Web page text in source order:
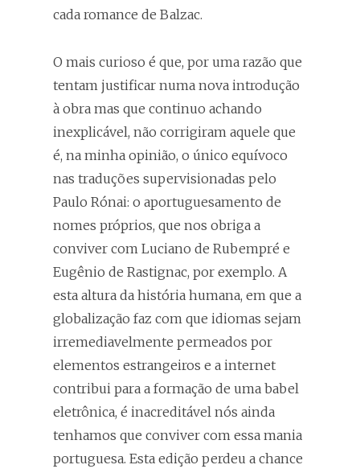
cada romance de Balzac.
O mais curioso é que, por uma razão que
tentam justificar numa nova introdução
à obra mas que continuo achando
inexplicável, não corrigiram aquele que
é, na minha opinião, o único equívoco
nas traduções supervisionadas pelo
Paulo Rónai: o aportuguesamento de
nomes próprios, que nos obriga a
conviver com Luciano de Rubempré e
Eugênio de Rastignac, por exemplo. A
esta altura da história humana, em que a
globalização faz com que idiomas sejam
irremediavelmente permeados por
elementos estrangeiros e a internet
contribui para a formação de uma babel
eletrônica, é inacreditável nós ainda
tenhamos que conviver com essa mania
portuguesa. Esta edição perdeu a chance